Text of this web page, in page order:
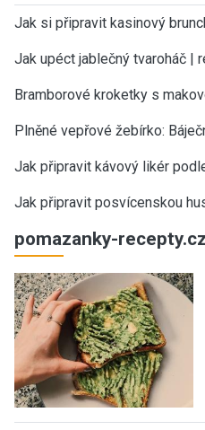
Jak si připravit kasinový
Jak upéct jablečný tvaroháč |
Bramborové kroketky s
Plněné vepřové žebírko:
Jak připravit kávový likér
Jak připravit posvícenskou
pomazanky-recepty.cz